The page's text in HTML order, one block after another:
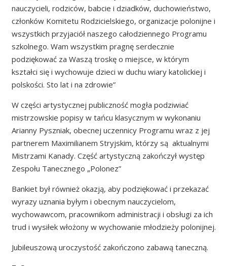
nauczycieli, rodziców, babcie i dziadków, duchowieństwo,
członków Komitetu Rodzicielskiego, organizacje polonijne i
wszystkich przyjaciół naszego całodziennego Programu
szkolnego. Wam wszystkim pragnę serdecznie
podziękować za Waszą troskę o miejsce, w którym
kształci się i wychowuje dzieci w duchu wiary katolickiej i
polskości. Sto lat i na zdrowie”
W części artystycznej publiczność mogła podziwiać
mistrzowskie popisy w tańcu klasycznym w wykonaniu
Arianny Pyszniak, obecnej uczennicy Programu wraz z jej
partnerem Maximilianem Stryjskim, którzy są aktualnymi
Mistrzami Kanady. Część artystyczną zakończył występ
Zespołu Tanecznego „Polonez”
Bankiet był również okazją, aby podziękować i przekazać
wyrazy uznania byłym i obecnym nauczycielom,
wychowawcom, pracownikom administracji i obsługi za ich
trud i wysiłek włożony w wychowanie młodzieży polonijnej.
Jubileuszową uroczystość zakończono zabawą taneczną.